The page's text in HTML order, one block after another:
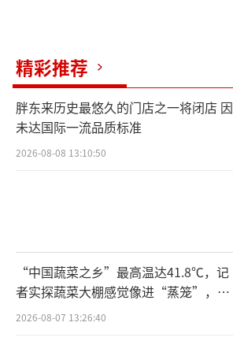
精彩推荐
胖东来历史最悠久的门店之一将闭店 因
未达国际一流品质标准
2026-08-08 13:10:50
“中国蔬菜之乡”最高温达41.8℃，记
者实探蔬菜大棚感觉像进“蒸笼”，有
村民称只能凌晨两点起来干活
2026-08-07 13:26:40